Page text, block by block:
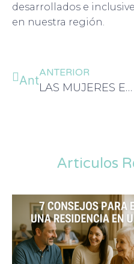
desarrollados e
en nuestra región.
Ant
ANTERIOR
LAS MUJERES ENVEJECEN SOLAS, LOS HOMBRES ENVEJECEN EN PAREJA
Articulos